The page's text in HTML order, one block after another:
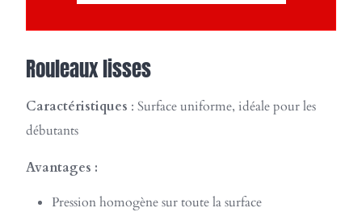
Rouleaux lisses
Caractéristiques : Surface uniforme, idéale pour les
débutants
Avantages :
Pression homogène sur toute la surface